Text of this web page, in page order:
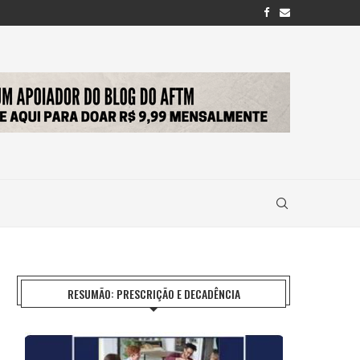
RESUMÃO: PRESCRIÇÃO E DECADÊNCIA